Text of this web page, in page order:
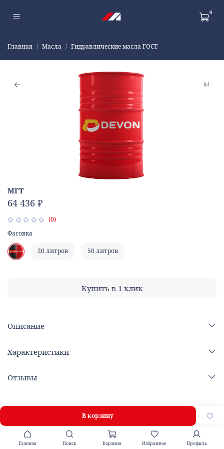
0
Главная Масла Гидравлические масла ГОСТ
(0)
МГТ
64 436 ₽
В корзину
Купить в 1 клик
Фасовка
20 литров 50 литров
Описание
Характеристики
Отзывы
Главная Поиск Корзина Избранное Профиль